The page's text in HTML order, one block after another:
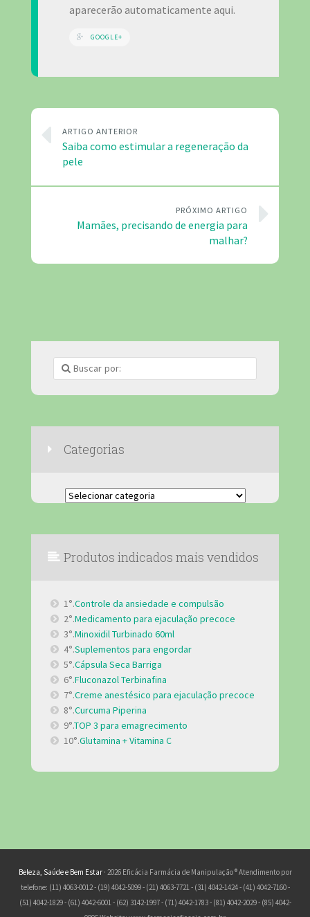
aparecerão automaticamente aqui.
GOOGLE+
ARTIGO ANTERIOR
Saiba como estimular a regeneração da
pele
PRÓXIMO ARTIGO
Mamães, precisando de energia para
malhar?
Categorias
Categorias
Produtos indicados mais vendidos
1°.Controle da ansiedade e compulsão
2°.Medicamento para ejaculação precoce
3°.Minoxidil Turbinado 60ml
4°.Suplementos para engordar
5°.Cápsula Seca Barriga
6°.Fluconazol Terbinafina
7°.Creme anestésico para ejaculação precoce
8°.Curcuma Piperina
9°.TOP 3 para emagrecimento
10°.Glutamina + Vitamina C
Beleza, Saúde e Bem Estar· 2026 Eficácia Farmácia de Manipulação ® Atendimento por
telefone: (11) 4063-0012 - (19) 4042-5099 - (21) 4063-7721 - (31) 4042-1424 - (41) 4042-7160 -
(51) 4042-1829 - (61) 4042-6001 - (62) 3142-1997 - (71) 4042-1783 - (81) 4042-2029 - (85) 4042-